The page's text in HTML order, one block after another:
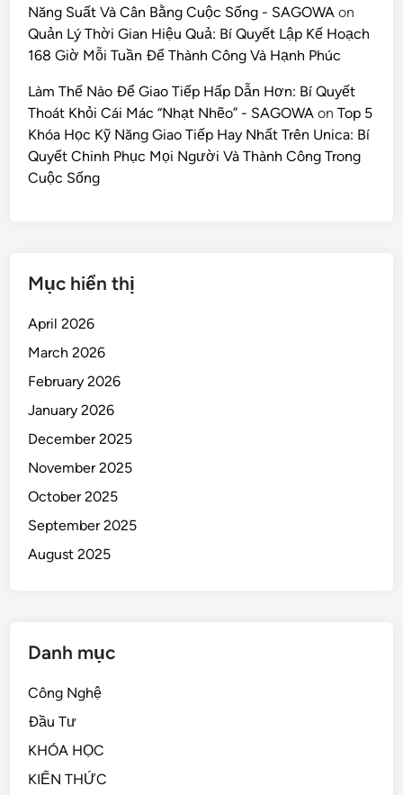
Năng Suất Và Cân Bằng Cuộc Sống - SAGOWA on
Quản Lý Thời Gian Hiệu Quả: Bí Quyết Lập Kế Hoạch
168 Giờ Mỗi Tuần Để Thành Công Và Hạnh Phúc
Làm Thế Nào Để Giao Tiếp Hấp Dẫn Hơn: Bí Quyết
Thoát Khỏi Cái Mác “Nhạt Nhẽo” - SAGOWA onTop 5
Khóa Học Kỹ Năng Giao Tiếp Hay Nhất Trên Unica: Bí
Quyết Chinh Phục Mọi Người Và Thành Công Trong
Cuộc Sống
Mục hiển thị
April 2026
March 2026
February 2026
January 2026
December 2025
November 2025
October 2025
September 2025
August 2025
Danh mục
Công Nghệ
Đầu Tư
KHÓA HỌC
KIẾN THỨC